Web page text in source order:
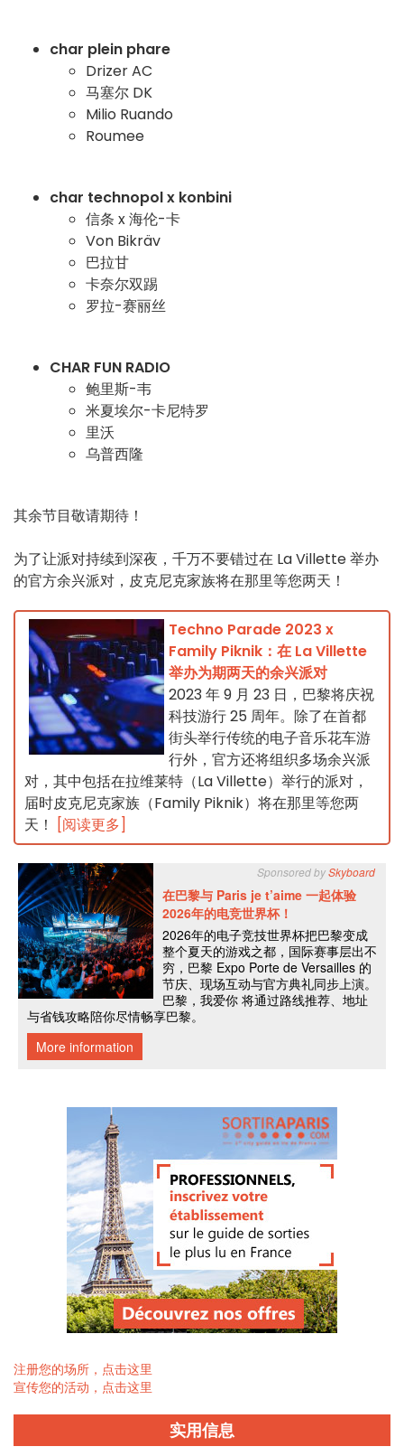
char plein phare
Drizer AC
马塞尔 DK
Milio Ruando
Roumee
char technopol x konbini
信条 x 海伦-卡
Von Bikräv
巴拉甘
卡奈尔双踢
罗拉-赛丽丝
CHAR FUN RADIO
鲍里斯-韦
米夏埃尔-卡尼特罗
里沃
乌普西隆
其余节目敬请期待！
为了让派对持续到深夜，千万不要错过在 La Villette 举办
的官方余兴派对，皮克尼克家族将在那里等您两天！
Techno Parade 2023 x
Family Piknik：在 La Villette
举办为期两天的余兴派对
2023 年 9 月 23 日，巴黎将庆祝
科技游行 25 周年。除了在首都
街头举行传统的电子音乐花车游
行外，官方还将组织多场余兴派
对，其中包括在拉维莱特（La Villette）举行的派对，
届时皮克尼克家族（Family Piknik）将在那里等您两
天！
[阅读更多]
注册您的场所，点击这里
宣传您的活动，点击这里
实用信息